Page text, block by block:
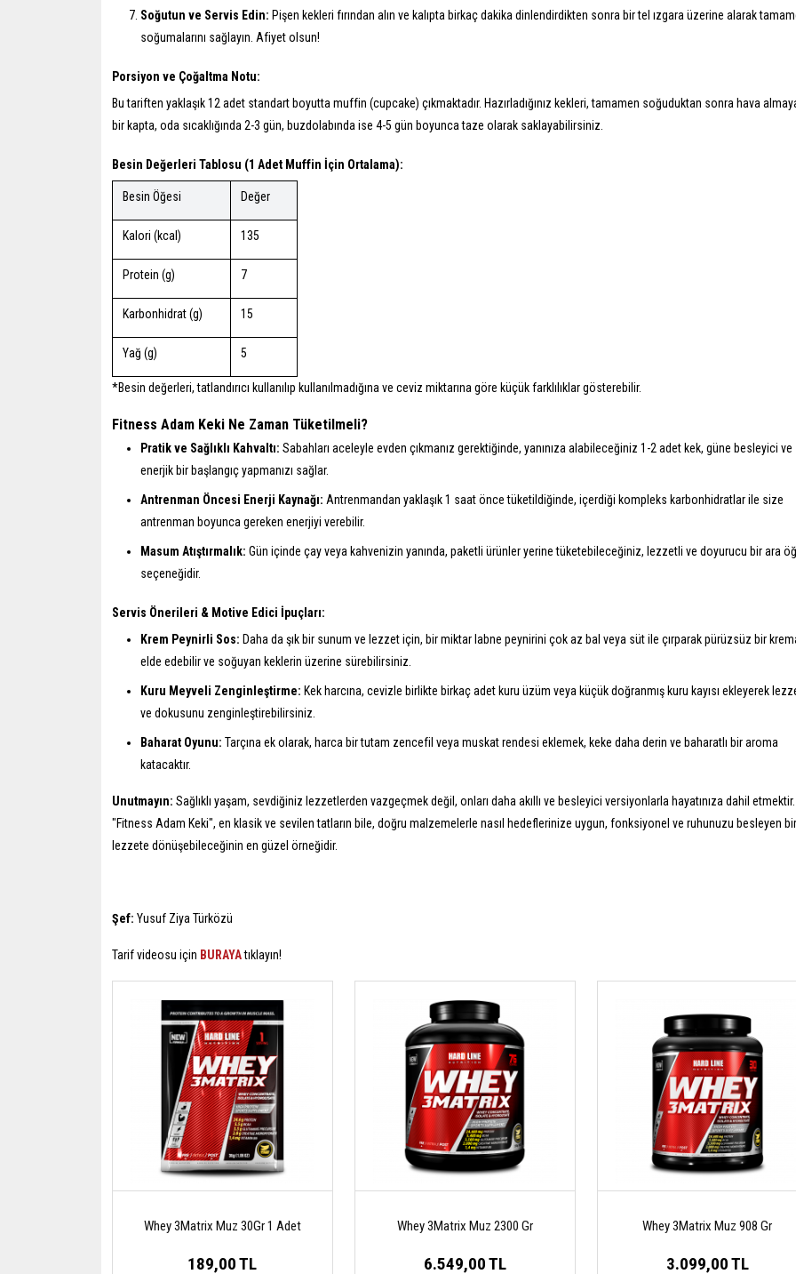
Soğutun ve Servis Edin: Pişen kekleri fırından alın ve kalıpta birkaç dakika dinlendirdikten sonra bir tel ızgara üzerine alarak
soğumalarını sağlayın. Afiyet olsun!
Porsiyon ve Çoğaltma Notu:
Bu tariften yaklaşık 12 adet standart boyutta muffin (cupcake) çıkmaktadır. Hazırladığınız kekleri, tamamen soğuduktan sonra hava
bir kapta, oda sıcaklığında 2-3 gün, buzdolabında ise 4-5 gün boyunca taze olarak saklayabilirsiniz.
Besin Değerleri Tablosu (1 Adet Muffin İçin Ortalama):
Besin Öğesi Değer
Kalori (kcal) 135
Protein (g) 7
Karbonhidrat (g) 15
Yağ (g) 5
*Besin değerleri, tatlandırıcı kullanılıp kullanılmadığına ve ceviz miktarına göre küçük farklılıklar gösterebilir.
Fitness Adam Keki Ne Zaman Tüketilmeli?
Pratik ve Sağlıklı Kahvaltı: Sabahları aceleyle evden çıkmanız gerektiğinde, yanınıza alabileceğiniz 1-2 adet kek, güne besleyici ve
enerjik bir başlangıç yapmanızı sağlar.
Antrenman Öncesi Enerji Kaynağı: Antrenmandan yaklaşık 1 saat önce tüketildiğinde, içerdiği kompleks karbonhidratlar ile size
antrenman boyunca gereken enerjiyi verebilir.
Masum Atıştırmalık: Gün içinde çay veya kahvenizin yanında, paketli ürünler yerine tüketebileceğiniz, lezzetli ve doyurucu bir ara
seçeneğidir.
Servis Önerileri & Motive Edici İpuçları:
Krem Peynirli Sos: Daha da şık bir sunum ve lezzet için, bir miktar labne peynirini çok az bal veya süt ile çırparak pürüzsüz bir
elde edebilir ve soğuyan keklerin üzerine sürebilirsiniz.
Kuru Meyveli Zenginleştirme: Kek harcına, cevizle birlikte birkaç adet kuru üzüm veya küçük doğranmış kuru kayısı ekleyerek
ve dokusunu zenginleştirebilirsiniz.
Baharat Oyunu: Tarçına ek olarak, harca bir tutam zencefil veya muskat rendesi eklemek, keke daha derin ve baharatlı bir aroma
katacaktır.
Unutmayın: Sağlıklı yaşam, sevdiğiniz lezzetlerden vazgeçmek değil, onları daha akıllı ve besleyici versiyonlarla hayatınıza dahil
"Fitness Adam Keki", en klasik ve sevilen tatların bile, doğru malzemelerle nasıl hedeflerinize uygun, fonksiyonel ve ruhunuzu besleyen
lezzete dönüşebileceğinin en güzel örneğidir.
Şef: Yusuf Ziya Türközü
Tarif videosu için BURAYAtıklayın!
Whey 3Matrix Muz 30Gr 1 Adet
189,00 TL
Whey 3Matrix Muz 2300 Gr
6.549,00 TL
Whey 3Matrix Muz 908 Gr
3.099,00 TL